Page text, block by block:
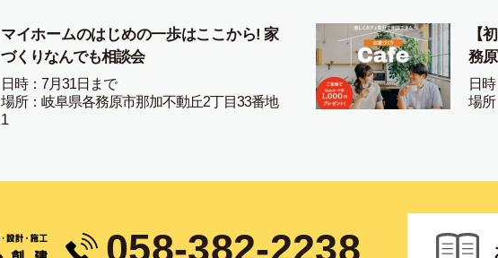
マイホームのはじめの一歩はここから! 家
づくりなんでも相談会
日時：7月31日まで
場所：岐阜県各務原市那加不動丘2丁目33番地
1
【
務
日
場
058-382-2238